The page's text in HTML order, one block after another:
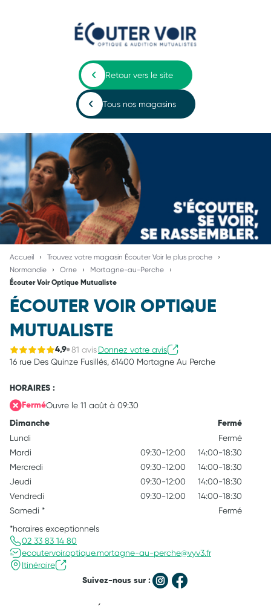
Retour vers le site
Tous nos magasins
Accueil
Trouvez votre magasin Écouter Voir le plus proche
Normandie
Orne Mortagne-au-Perche
Écouter Voir Optique Mutualiste
ÉCOUTER VOIR OPTIQUE
MUTUALISTE
4,9 81 avisDonnez votre avis
16 rue Des Quinze Fusillés, 61400 Mortagne Au Perche
HORAIRES :
FerméOuvre le 11 août à 09:30
Dimanche Fermé
Lundi
Fermé
Mardi
09:30-12:00
14:00-18:30
Mercredi
09:30-12:00
14:00-18:30
Jeudi
09:30-12:00
14:00-18:30
Vendredi
09:30-12:00
14:00-18:30
Samedi *
Fermé
*horaires exceptionnels
02 33 83 14 80
ecoutervoir.optique.mortagne-au-perche@vyv3.fr
Itinéraire
Suivez-nous sur :